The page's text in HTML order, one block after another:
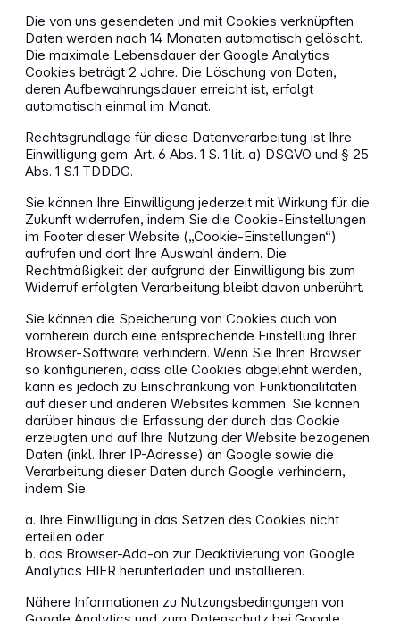
Die von uns gesendeten und mit Cookies verknüpften
Daten werden nach 14 Monaten automatisch gelöscht.
Die maximale Lebensdauer der Google Analytics
Cookies beträgt 2 Jahre. Die Löschung von Daten,
deren Aufbewahrungsdauer erreicht ist, erfolgt
automatisch einmal im Monat.
Rechtsgrundlage für diese Datenverarbeitung ist Ihre
Einwilligung gem. Art. 6 Abs. 1 S. 1 lit. a) DSGVO und § 25
Abs. 1 S.1 TDDDG.
Sie können Ihre Einwilligung jederzeit mit Wirkung für die
Zukunft widerrufen, indem Sie die Cookie-Einstellungen
im Footer dieser Website („Cookie-Einstellungen“)
aufrufen und dort Ihre Auswahl ändern. Die
Rechtmäßigkeit der aufgrund der Einwilligung bis zum
Widerruf erfolgten Verarbeitung bleibt davon unberührt.
Sie können die Speicherung von Cookies auch von
vornherein durch eine entsprechende Einstellung Ihrer
Browser-Software verhindern. Wenn Sie Ihren Browser
so konfigurieren, dass alle Cookies abgelehnt werden,
kann es jedoch zu Einschränkung von Funktionalitäten
auf dieser und anderen Websites kommen. Sie können
darüber hinaus die Erfassung der durch das Cookie
erzeugten und auf Ihre Nutzung der Website bezogenen
Daten (inkl. Ihrer IP-Adresse) an Google sowie die
Verarbeitung dieser Daten durch Google verhindern,
indem Sie
a. Ihre Einwilligung in das Setzen des Cookies nicht
erteilen oder
b. das Browser-Add-on zur Deaktivierung von Google
Analytics HIER herunterladen und installieren.
Nähere Informationen zu Nutzungsbedingungen von